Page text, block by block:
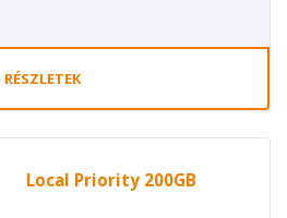
RÉSZLETEK
Local Priority 200GB